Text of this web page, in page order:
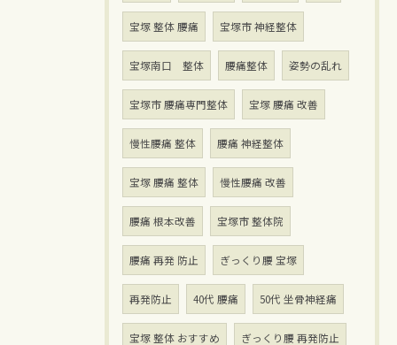
宝塚 整体 腰痛 宝塚市 神経整体
宝塚南口 整体 腰痛整体 姿勢の乱れ
宝塚市 腰痛専門整体 宝塚 腰痛 改善
慢性腰痛 整体 腰痛 神経整体
宝塚 腰痛 整体 慢性腰痛 改善
腰痛 根本改善 宝塚市 整体院
腰痛 再発 防止 ぎっくり腰 宝塚
再発防止 40代 腰痛 50代 坐骨神経痛
宝塚 整体 おすすめ ぎっくり腰 再発防止